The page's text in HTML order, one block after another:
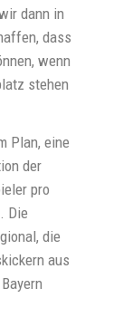
dann in
dass
wenn
stehen
Plan, eine
der
pro
Die
die
aus